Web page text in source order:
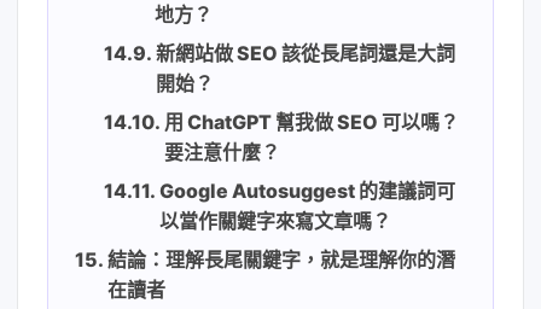
地方？
新網站做 SEO 該從長尾詞還是大詞
開始？
用 ChatGPT 幫我做 SEO 可以嗎？
要注意什麼？
Google Autosuggest 的建議詞可
以當作關鍵字來寫文章嗎？
結論：理解長尾關鍵字，就是理解你的潛
在讀者